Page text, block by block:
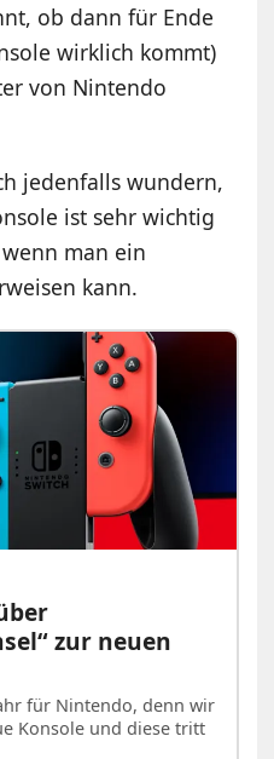
ob dann für Ende
wirklich kommt)
von Nintendo
jedenfalls wundern,
ist sehr wichtig
man ein
kann.
zur neuen
für Nintendo, denn wir
Konsole und diese tritt